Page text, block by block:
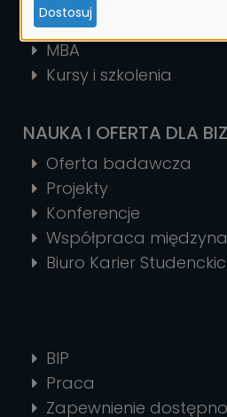
Szkoła Doktorska
MBA
Kursy i szkolenia
NAUKA I OFERTA DLA
Oferta badawcza
Projekty
Konferencje
Współpraca
Biuro Karier
BIP
Praca
Zapewnienie
ciasteczek
Dostosuj